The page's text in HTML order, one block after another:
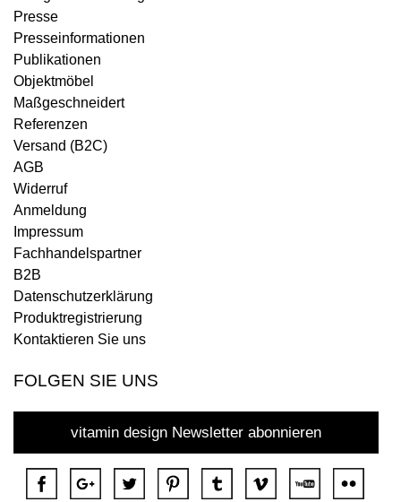
Presse
Presseinformationen
Publikationen
Objektmöbel
Maßgeschneidert
Referenzen
Versand (B2C)
AGB
Widerruf
Anmeldung
Impressum
Fachhandelspartner
B2B
Datenschutzerklärung
Produktregistrierung
Kontaktieren Sie uns
FOLGEN SIE UNS
vitamin design Newsletter abonnieren